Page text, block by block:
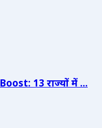
13 राज्यों में ...